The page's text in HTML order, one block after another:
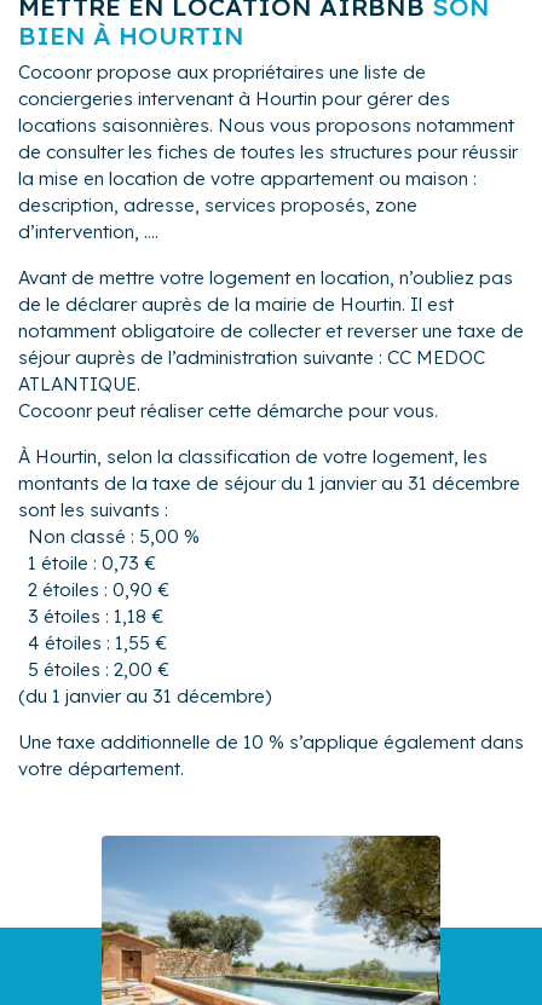
BIEN À HOURTIN
Cocoonr propose aux propriétaires une liste de
conciergeries intervenant à Hourtin pour gérer des
locations saisonnières. Nous vous proposons notamment
de consulter les fiches de toutes les structures pour réussir
la mise en location de votre appartement ou maison :
description, adresse, services proposés, zone
d’intervention, ....
Avant de mettre votre logement en location, n’oubliez pas
de le déclarer auprès de la mairie de Hourtin. Il est
notamment obligatoire de collecter et reverser une taxe de
séjour auprès de l’administration suivante : CC MEDOC
ATLANTIQUE.
Cocoonr peut réaliser cette démarche pour vous.
À Hourtin, selon la classification de votre logement, les
montants de la taxe de séjour du 1 janvier au 31 décembre
sont les suivants :
Non classé : 5,00 %
1 étoile : 0,73 €
2 étoiles : 0,90 €
3 étoiles : 1,18 €
4 étoiles : 1,55 €
5 étoiles : 2,00 €
(du 1 janvier au 31 décembre)
Une taxe additionnelle de 10 % s’applique également dans
votre département.